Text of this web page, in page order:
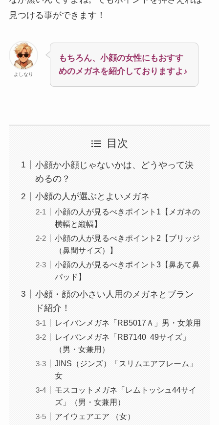
見つける事ができます！
よしなり
もちろん、小顔の女性にもおすす
めのメガネを紹介しておりますよ♪
目次
小顔か小顔じゃないかは、どうやって決
めるの？
小顔の人が選ぶとよいメガネ
小顔の人が見るべきポイント1【メガネの
横幅と縦幅】
小顔の人が見るべきポイント2【ブリッジ
（鼻間サイズ）】
小顔の人が見るべきポイント3【鼻あて鼻
パッド】
小顔・顔の小さい人用のメガネとブラン
ド紹介！
レイバンメガネ「RB5017Ａ」男・女兼用
レイバンメガネ「RB7140 49サイズ」
（男・女兼用）
JINS（ジンズ）「スリムエアフレーム」
女
モスコットメガネ「レムトッシュ44サイ
ズ」（男・女兼用）
アイウェアエア （女）